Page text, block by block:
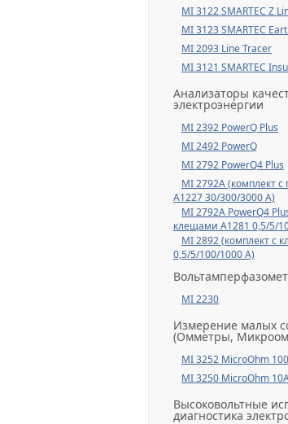
MI 3122 SMARTEC Z
MI 3123 SMARTEC
MI 2093 Line Tracer
MI 3121 SMARTEC
Анализаторы
электроэнергии
MI 2392 PowerQ Plus
MI 2492 PowerQ
MI 2792 PowerQ4 Plus
MI 2792A (комплект
А1227 30/300/3000 А)
MI 2792A PowerQ4
клещами А1281 0,5/5/
MI 2892 (комплект с
0,5/5/100/1000 А)
MI 2230
Измерение малых
(Омметры,
MI 3252 MicroOhm
MI 3250 MicroOhm
Высоковольтные
диагностика